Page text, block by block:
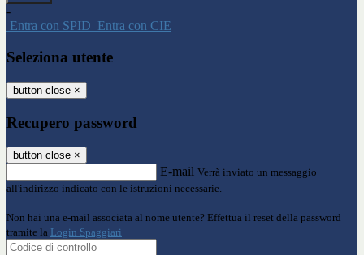
-
Entra con SPID Entra con CIE
Seleziona utente
button close ×
Recupero password
button close ×
E-mail Verrà inviato un messaggio
all'indirizzo indicato con le istruzioni necessarie.
Non hai una e-mail associata al nome utente? Effettua il reset della password
tramite la Login Spaggiari